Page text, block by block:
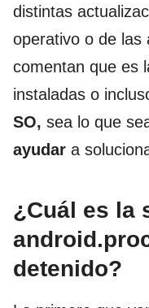
distintas
operativo o de las
comentan que es
instaladas o
SO, sea lo que
ayudar a
¿Cuál es la
detenido?